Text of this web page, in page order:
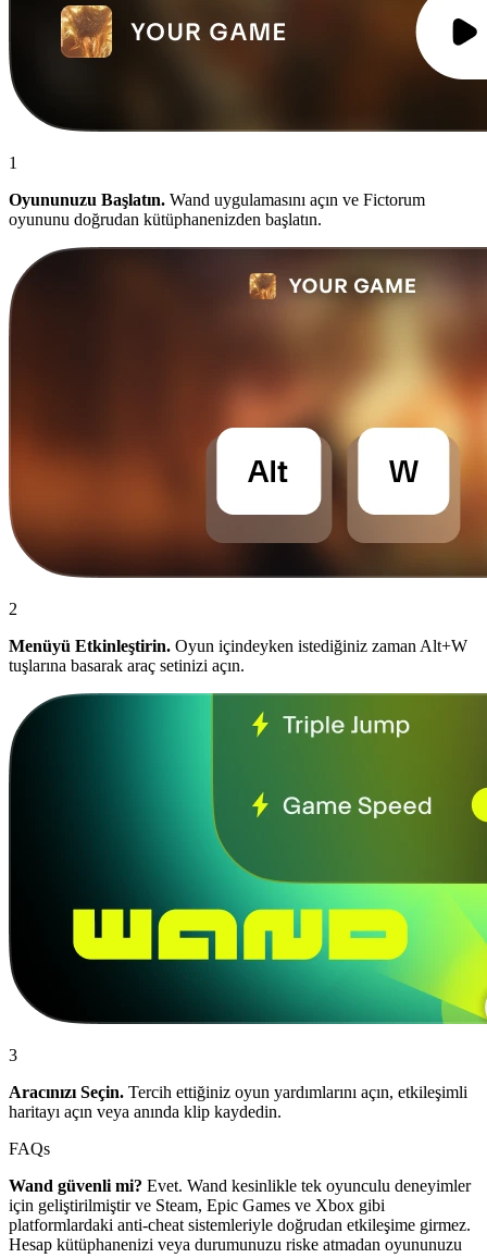
1
Oyununuzu Başlatın. Wand uygulamasını açın ve Fictorum
oyununu doğrudan kütüphanenizden başlatın.
2
Menüyü Etkinleştirin. Oyun içindeyken istediğiniz zaman Alt+W
tuşlarına basarak araç setinizi açın.
3
Aracınızı Seçin. Tercih ettiğiniz oyun yardımlarını açın, etkileşimli
haritayı açın veya anında klip kaydedin.
FAQs
Wand güvenli mi? Evet. Wand kesinlikle tek oyunculu deneyimler
için geliştirilmiştir ve Steam, Epic Games ve Xbox gibi
platformlardaki anti-cheat sistemleriyle doğrudan etkileşime girmez.
Hesap kütüphanenizi veya durumunuzu riske atmadan oyununuzu